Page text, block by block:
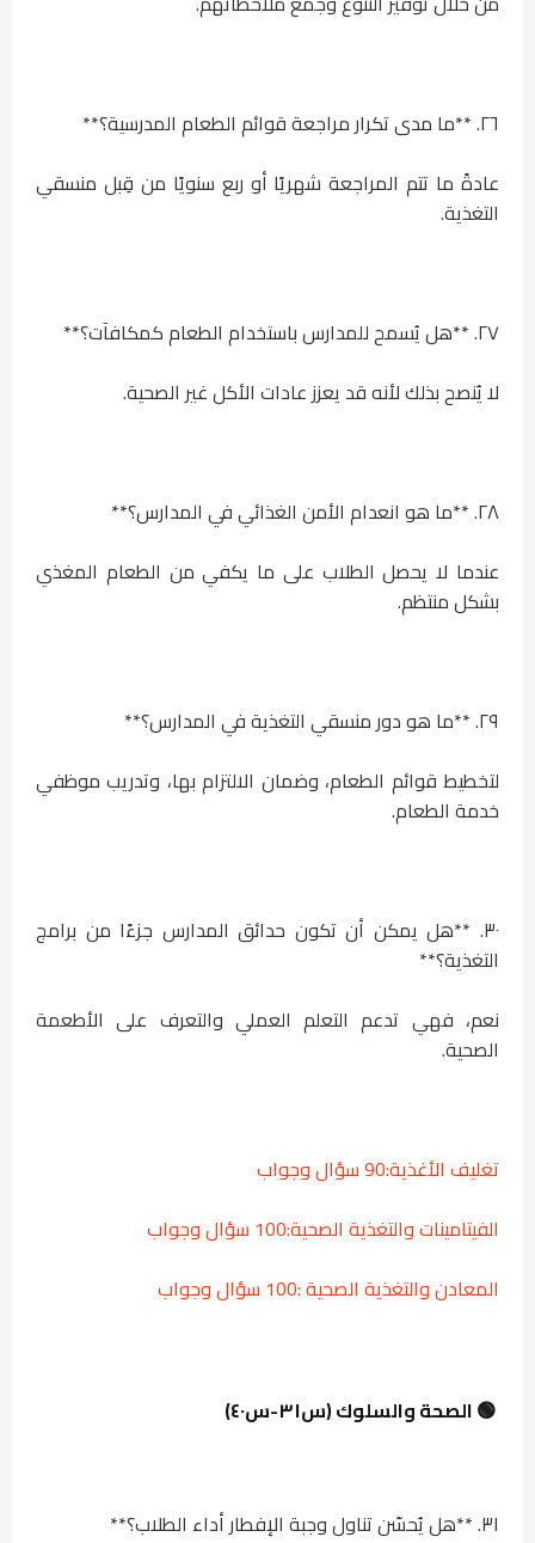
٢٦. **ما مدى تكرار مراجعة قوائم الطعام المدرسية؟**
عادةً ما تتم المراجعة شهريًا أو ربع سنويًا من قِبل منسقي
التغذية.
٢٧. **هل يُسمح للمدارس باستخدام الطعام كمكافآت؟**
لا يُنصح بذلك لأنه قد يعزز عادات الأكل غير الصحية.
٢٨. **ما هو انعدام الأمن الغذائي في المدارس؟**
عندما لا يحصل الطلاب على ما يكفي من الطعام المغذي
بشكل منتظم.
٢٩. **ما هو دور منسقي التغذية في المدارس؟**
لتخطيط قوائم الطعام، وضمان الالتزام بها، وتدريب موظفي
خدمة الطعام.
٣٠. **هل يمكن أن تكون حدائق المدارس جزءًا من برامج
التغذية؟**
نعم، فهي تدعم التعلم العملي والتعرف على الأطعمة
الصحية.
تغليف الأغذية:90 سؤال وجواب
الفيتامينات والتغذية الصحية:100 سؤال وجواب
المعادن والتغذية الصحية :100 سؤال وجواب
🟢 الصحة والسلوك (س٣١-س٤٠)
٣١. **هل يُحسّن تناول وجبة الإفطار أداء الطلاب؟**